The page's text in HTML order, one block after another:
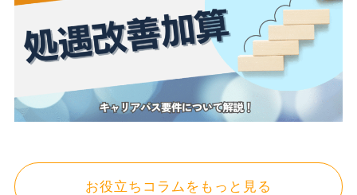
お役立ちコラムをもっと見る